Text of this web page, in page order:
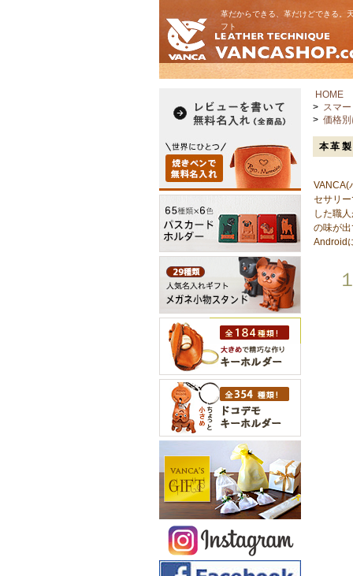
革だからできる、革だけどできる。
フト
HOME
> スマ
> 価格
本革
VANCA(
セサリ
した職
の味が
Android
１